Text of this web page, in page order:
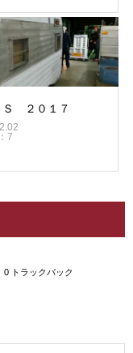
Ｓ ２０１７
7
0 トラックバック